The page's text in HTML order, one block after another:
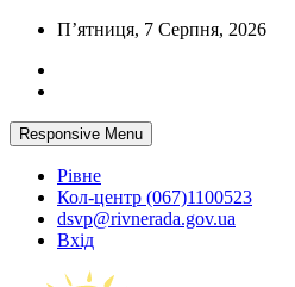
Skip
content
П’ятниця, 7 Серпня, 2026
Responsive Menu
Рівне
Кол-центр (067)1100523
dsvp@rivnerada.gov.ua
Вхід